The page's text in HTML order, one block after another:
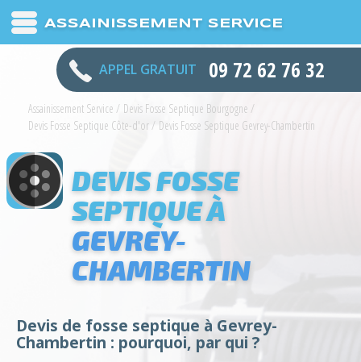
ASSAINISSEMENT SERVICE
APPEL GRATUIT 09 72 62 76 32
Assainissement Service / Devis Fosse Septique Bourgogne /
Devis Fosse Septique Côte-d'or/ Devis Fosse Septique Gevrey-Chambertin
DEVIS FOSSE
SEPTIQUE À
GEVREY-
CHAMBERTIN
Devis de fosse septique à Gevrey-
Chambertin : pourquoi, par qui ?